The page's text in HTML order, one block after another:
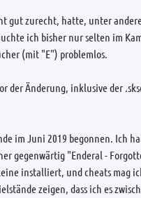
gut zurecht, hatte, unter
ich bisher nur selten im
(mit "E") problemlos.
der Änderung, inklusive der
im Juni 2019 begonnen. Ich
gegenwärtig "Enderal -
installiert, und cheats mag
zeigen, dass ich es